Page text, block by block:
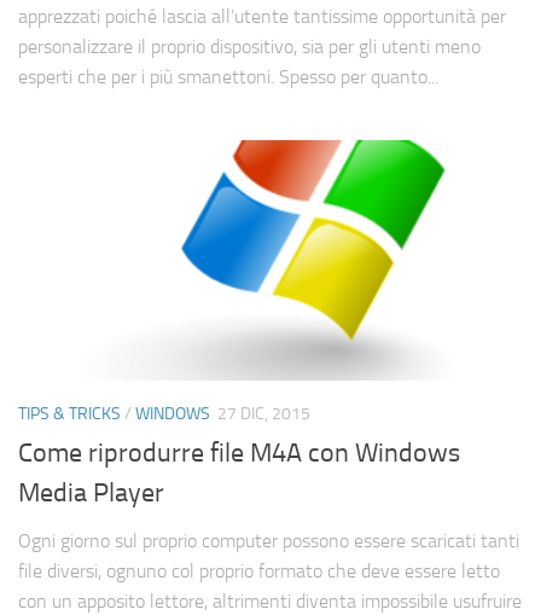
apprezzati poiché lascia all’utente tantissime opportunità per
personalizzare il proprio dispositivo, sia per gli utenti meno
esperti che per i più smanettoni. Spesso per quanto...
TIPS & TRICKS / WINDOWS 27 DIC, 2015
Come riprodurre file M4A con Windows
Media Player
Ogni giorno sul proprio computer possono essere scaricati tanti
file diversi, ognuno col proprio formato che deve essere letto
con un apposito lettore, altrimenti diventa impossibile usufruire